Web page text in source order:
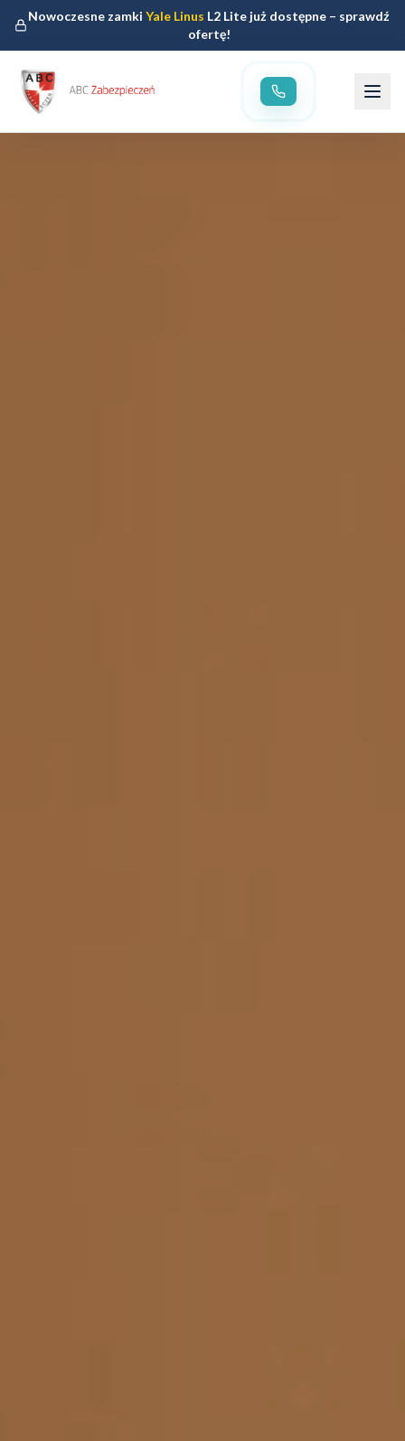
Nowoczesne zamkiYale Linus L2 Lite już dostępne – sprawdź
ofertę!